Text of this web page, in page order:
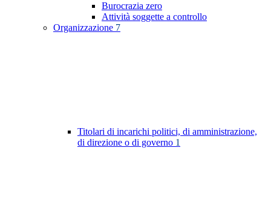
Burocrazia zero
Attività soggette a controllo
Organizzazione 7
Titolari di incarichi politici, di amministrazione,
di direzione o di governo 1